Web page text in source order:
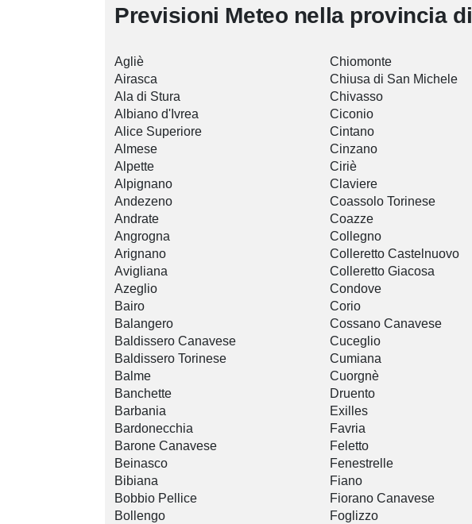
Previsioni Meteo nella provincia di
Agliè
Airasca
Ala di Stura
Albiano d'Ivrea
Alice Superiore
Almese
Alpette
Alpignano
Andezeno
Andrate
Angrogna
Arignano
Avigliana
Azeglio
Bairo
Balangero
Baldissero Canavese
Baldissero Torinese
Balme
Banchette
Barbania
Bardonecchia
Barone Canavese
Beinasco
Bibiana
Bobbio Pellice
Bollengo
Chiomonte
Chiusa di San Michele
Chivasso
Ciconio
Cintano
Cinzano
Ciriè
Claviere
Coassolo Torinese
Coazze
Collegno
Colleretto Castelnuovo
Colleretto Giacosa
Condove
Corio
Cossano Canavese
Cuceglio
Cumiana
Cuorgnè
Druento
Exilles
Favria
Feletto
Fenestrelle
Fiano
Fiorano Canavese
Foglizzo